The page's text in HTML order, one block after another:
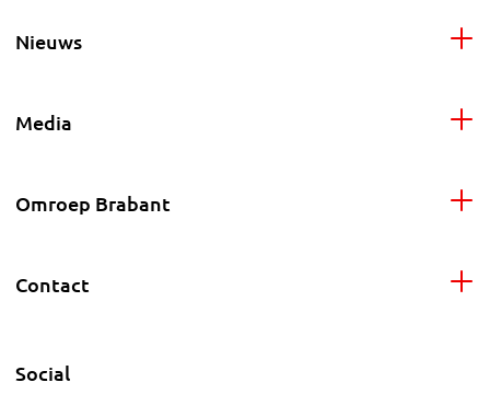
Nieuws
Media
Omroep Brabant
Contact
Social